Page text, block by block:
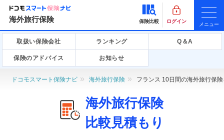
海外旅行保険 保険比較 ログイン
メニュー
取扱い保険会社 ランキング Q＆A
保険のアドバイス お知らせ
ドコモスマート保険ナビ 海外旅行保険 フランス 10日間の海外旅行保
海外旅行保険
比較見積もり